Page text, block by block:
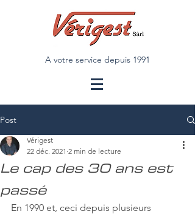
A votre service depuis 1991
Post
Le cap des 30 ans est
passé
Vérigest
22 déc. 2021 2 min de lecture
En 1990 et, ceci depuis plusieurs